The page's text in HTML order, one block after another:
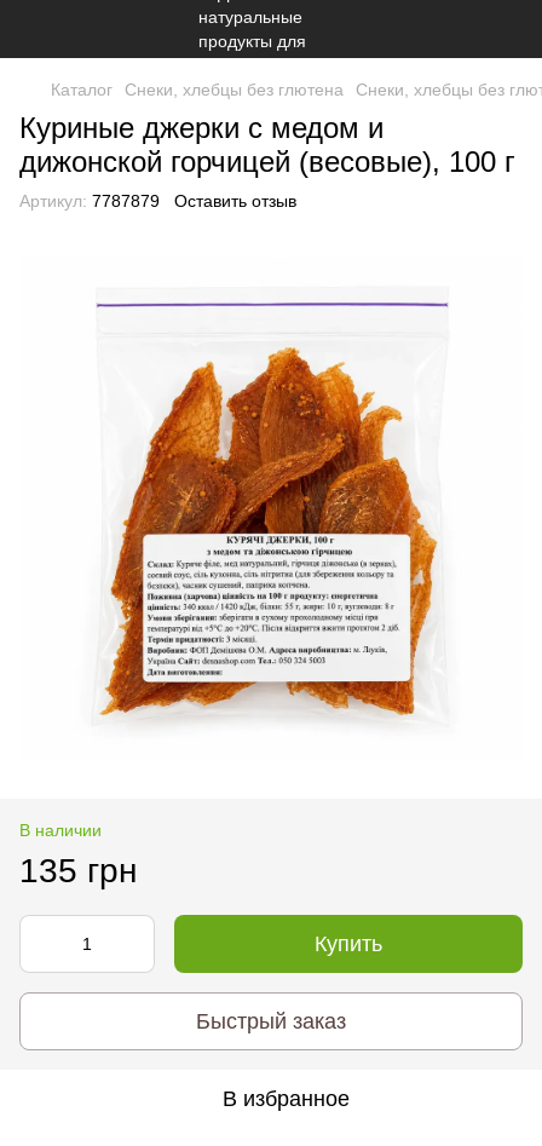
Каталог Снеки, хлебцы без глютена Снеки, хлебцы без
Куриные джерки с медом и
дижонской горчицей (весовые), 100 г
Артикул: 7787879 Оставить отзыв
В наличии
135 грн
Купить
Быстрый заказ
В избранное